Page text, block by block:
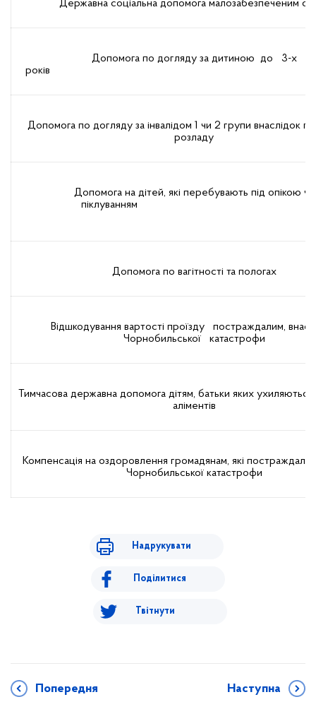
Державна соціальна допомога малозабезпеченим
Допомога по догляду за дитиною до 3-х
років
Допомога по догляду за інвалідом 1 чи 2 групи внаслідок
розладу
Допомога на дітей, які перебувають під опікою чи
піклуванням
Допомога по вагітності та пологах
Відшкодування вартості проїзду постраждалим,
Чорнобильської катастрофи
Тимчасова державна допомога дітям, батьки яких
аліментів
Компенсація на оздоровлення громадянам, які постраждали
Чорнобильської катастрофи
Надрукувати
Поділитися
Твітнути
Попередня Наступна